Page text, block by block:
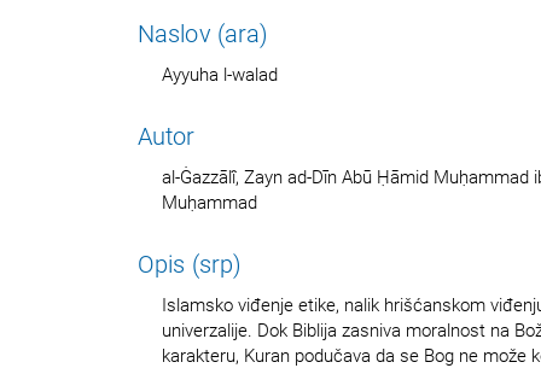
Naslov (ara)
Ayyuha l-walad
Autor
al-Ġazzālî, Zayn ad-Dīn Abū Ḥāmid Muḥammad
Muḥammad
Opis (srp)
Islamsko viđenje etike, nalik hrišćanskom
univerzalije. Dok Biblija zasniva moralnost na
karakteru, Kuran podučava da se Bog ne može